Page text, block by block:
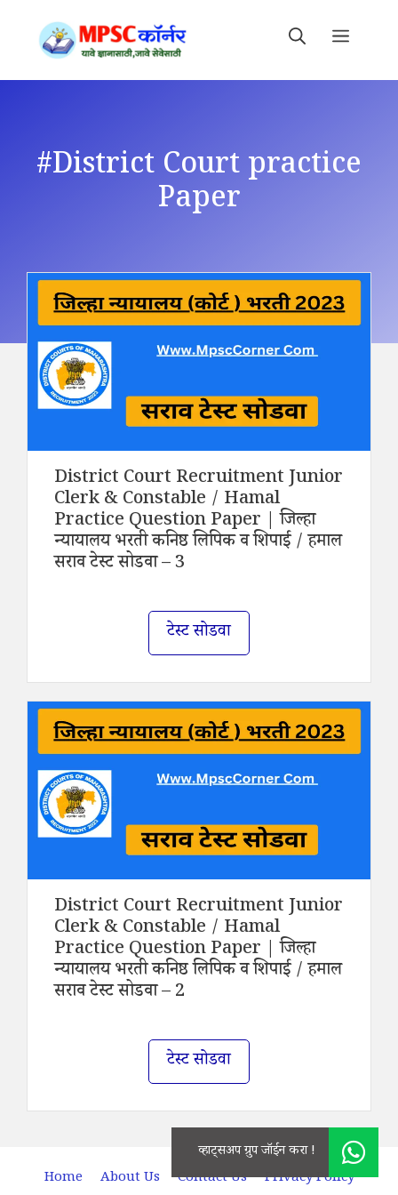
content
#District Court practice
Paper
District Court Recruitment Junior
Clerk & Constable / Hamal
Practice Question Paper | जिल्हा
न्यायालय भरती कनिष्ठ लिपिक व शिपाई / हमाल
सराव टेस्ट सोडवा – 3
टेस्ट सोडवा
District Court Recruitment Junior
Clerk & Constable / Hamal
Practice Question Paper | जिल्हा
न्यायालय भरती कनिष्ठ लिपिक व शिपाई / हमाल
सराव टेस्ट सोडवा – 2
टेस्ट सोडवा
Home About Us Contact Us Privacy Policy